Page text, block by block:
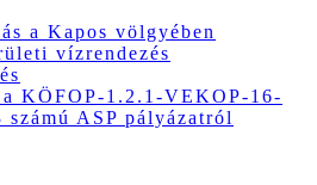
a Kapos völgyében
vízrendezés
KÖFOP-1.2.1-VEKOP-16-
számú ASP pályázatról